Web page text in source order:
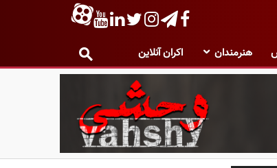
هنرمندان اکران آنلاین